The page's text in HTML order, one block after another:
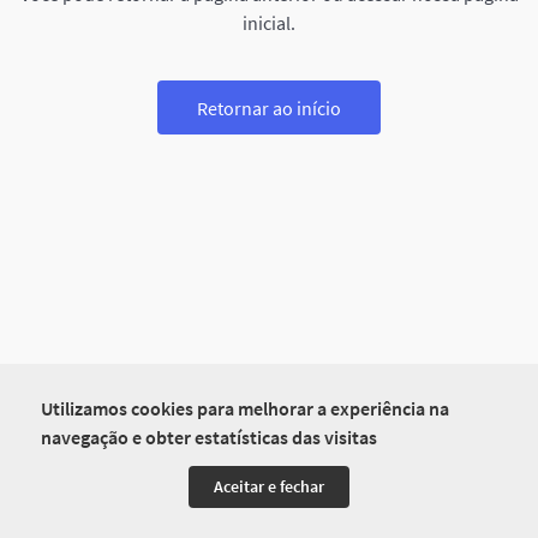
Utilizamos cookies para melhorar a experiência na
navegação e obter estatísticas das visitas
Aceitar e fechar
inicial.
Retornar ao início